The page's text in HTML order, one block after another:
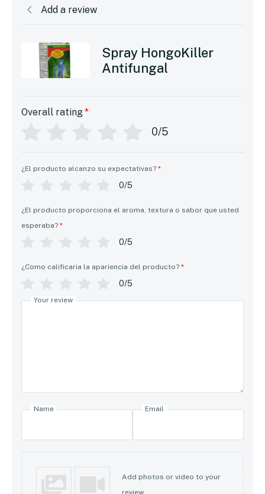
Add a review
Spray HongoKiller
Antifungal
Overall rating*
0/5
¿El producto alcanzo su expectativas? *
0/5
¿El producto proporciona el aroma, textura o sabor que usted
esperaba? *
0/5
¿Como calificaria la apariencia del producto? *
0/5
Your review
Name Email
Add photos or video to your
review